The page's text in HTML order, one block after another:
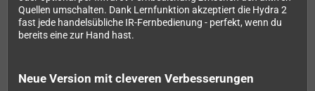
Quellen umschalten. Dank Lernfunktion akzeptiert die Hydra 2
fast jede handelsübliche IR-Fernbedienung - perfekt, wenn du
bereits eine zur Hand hast.
Neue Version mit cleveren Verbesserungen